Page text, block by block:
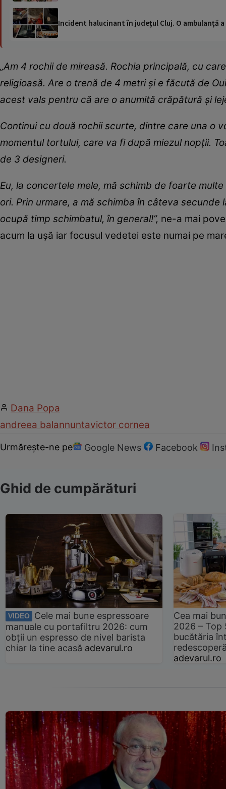
Incident halucinant în județul Cluj. O ambulanță
„Am 4 rochii de mireasă. Rochia principală, cu
religioasă. Are o trenă de 4 metri și e făcută de
acest vals pentru că are o anumită crăpătură și
Continui cu două rochii scurte, dintre care una o
momentul tortului, care va fi după miezul nopții.
de 3 designeri.
Eu, la concertele mele, mă schimb de foarte
ori. Prin urmare, a mă schimba în câteva
ocupă timp schimbatul, în general!”, ne-a mai
acum la ușă iar focusul vedetei este numai pe
Dana Popa
andreea balannuntavictor cornea
Urmărește-ne pe Google News Facebook
Ghid de cumpărături
VIDEO
Cele mai bune espressoare
manuale cu portafiltru 2026: cum
obții un espresso de nivel barista
chiar la tine acasă adevarul.ro
Cea mai
2026 –
bucătăria
adevarul.ro